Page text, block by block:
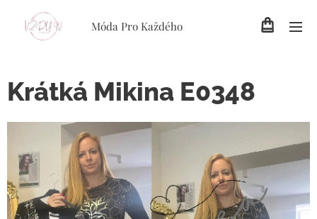
Móda Pro Každého
Krátká Mikina E0348